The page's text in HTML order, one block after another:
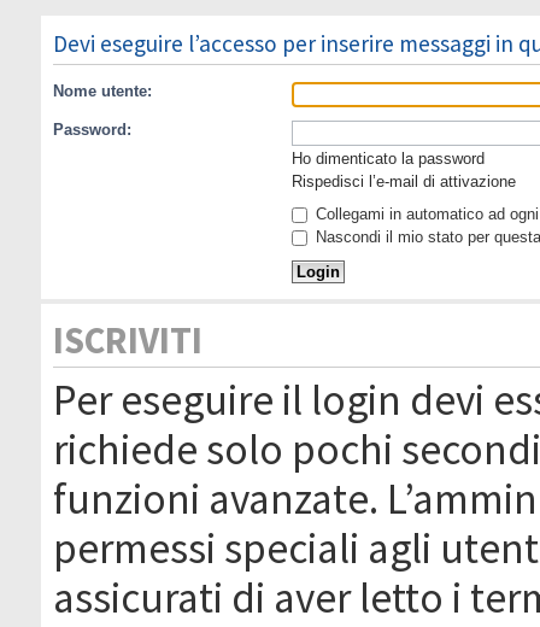
Devi eseguire l’accesso per inserire messaggi in
Nome utente:
Password:
Ho dimenticato la password
Rispedisci l’e-mail di attivazione
Collegami in automatico ad
Nascondi il mio stato per
ISCRIVITI
Per eseguire il login devi
richiede solo pochi
funzioni avanzate.
permessi speciali agli
assicurati di aver letto i